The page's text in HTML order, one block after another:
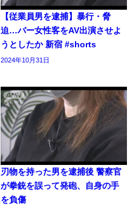
【従業員男を逮捕】暴行・脅
迫…バー女性客をAV出演させよ
うとしたか 新宿 #shorts
2024年10月31日
刃物を持った男を逮捕後 警察官
が拳銃を誤って発砲、自身の手
を負傷